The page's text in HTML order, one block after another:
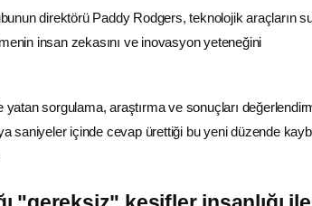
direktörü Paddy Rodgers, teknolojik araçların
insan zekasını ve inovasyon yeteneğini
yatan sorgulama,araştırmave sonuçları
saniyeler içinde cevap ürettiği bu yeni düzende